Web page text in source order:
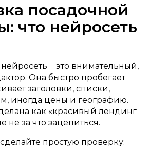
посадочной
что нейросеть
нейросеть − это внимательный,
Она быстро пробегает
заголовки, списки,
иногда цены и географию.
как «красивый лендинг
не за что зацепиться.
простую проверку: